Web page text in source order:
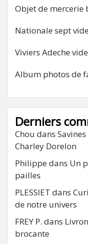
Objet de mercerie
Nationale sept
Viviers Adeche
Album photos de
Derniers
Chou dans
Charley Dorelon
Philippe dans Un
pailles
PLESSIET dans
de notre univers
FREY P. dans
brocante